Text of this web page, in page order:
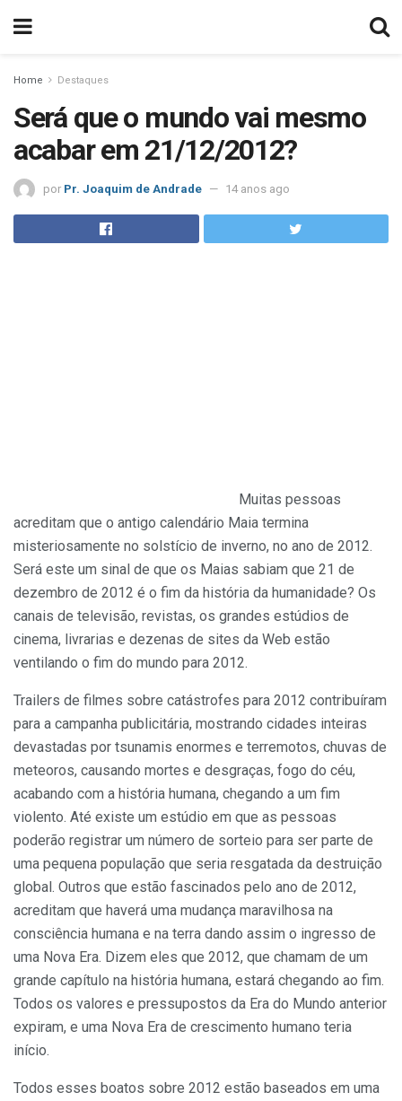
Home Destaques
Será que o mundo vai mesmo
acabar em 21/12/2012?
por Pr. Joaquim de Andrade 14 anos ago
Muitas pessoas
acreditam que o antigo calendário Maia termina
misteriosamente no solstício de inverno, no ano de 2012.
Será este um sinal de que os Maias sabiam que 21 de
dezembro de 2012 é o fim da história da humanidade? Os
canais de televisão, revistas, os grandes estúdios de
cinema, livrarias e dezenas de sites da Web estão
ventilando o fim do mundo para 2012.
Trailers de filmes sobre catástrofes para 2012 contribuíram
para a campanha publicitária, mostrando cidades inteiras
devastadas por tsunamis enormes e terremotos, chuvas de
meteoros, causando mortes e desgraças, fogo do céu,
acabando com a história humana, chegando a um fim
violento. Até existe um estúdio em que as pessoas
poderão registrar um número de sorteio para ser parte de
uma pequena população que seria resgatada da destruição
global. Outros que estão fascinados pelo ano de 2012,
acreditam que haverá uma mudança maravilhosa na
consciência humana e na terra dando assim o ingresso de
uma Nova Era. Dizem eles que 2012, que chamam de um
grande capítulo na história humana, estará chegando ao fim.
Todos os valores e pressupostos da Era do Mundo anterior
expiram, e uma Nova Era de crescimento humano teria
início.
Todos esses boatos sobre 2012 estão baseados em uma